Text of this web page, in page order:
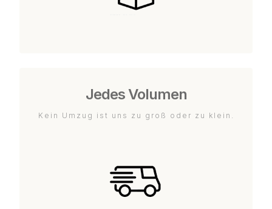
Jedes Volumen
Kein Umzug ist uns zu groß oder zu klein.